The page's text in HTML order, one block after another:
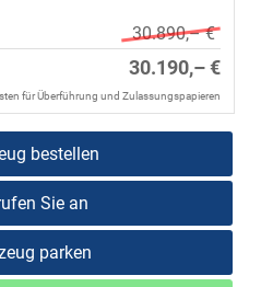
30.890,– €
30.190,– €
für Überführung und Zulassungspapieren
bestellen
Sie an
parken